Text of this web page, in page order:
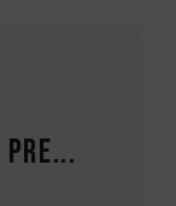
P...